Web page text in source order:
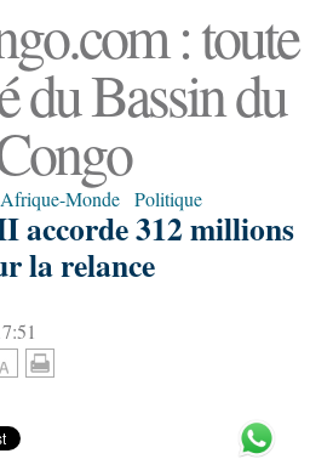
: toute
du Bassin du
Afrique-Monde Politique
accorde 312 millions
la relance